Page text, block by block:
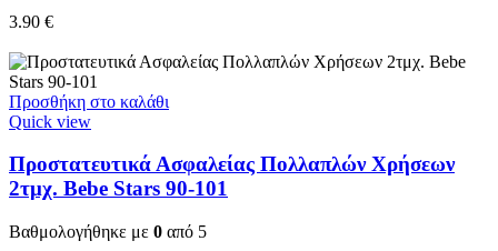
3.90 €
Προσθήκη στο καλάθι
Quick view
Προστατευτικά Ασφαλείας Πολλαπλών Χρήσεων
2τμχ. Bebe Stars 90-101
Βαθμολογήθηκε με 0 από 5